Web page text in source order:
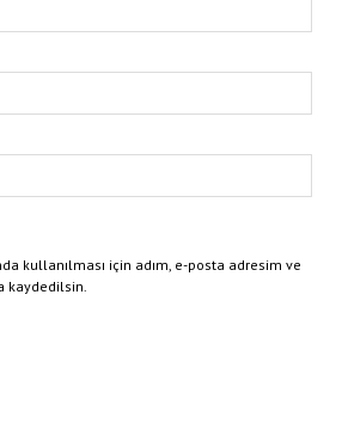
kullanılması için adım, e-posta adresim ve
kaydedilsin.